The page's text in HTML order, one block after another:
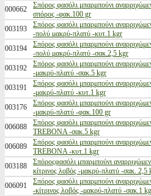
000662
Σπόρος φασόλι μπαρμπούνι
σπόρος -φακ.100 gr
003193
Σπόρος φασόλι μπαρμπούνι
-πολύ μακρύ-πλατύ -κυτ.1 kgr
003194
Σπόρος φασόλι μπαρμπούνι
-πολύ μακρύ-πλατύ -σακ.2,5 kgr
003192
Σπόρος φασόλι μπαρμπούνι
-μακρύ-πλατύ -σακ.5 kgr
003191
Σπόρος φασόλι μπαρμπούνι
-μακρύ-πλατύ -κυτ.1 kgr
003176
Σπόρος φασόλι μπαρμπούνι
-μακρύ-πλατύ -φακ.100 gr
006088
Σπόρος φασόλι μπαρμπούνι
TREBONA -σακ.5 kgr
006089
Σπόρος φασόλι μπαρμπούνι
TREBONA -κυτ.1 kgr
003188
Σπόροςφασόλι μπαρμπούνι
κίτρινος λοβός -μακρύ-πλατύ -σακ. 2,5
006091
Σπόρος φασόλι μπαρμπούνι
-κίτρινος λοβός -μακρύ-πλατύ -σακ.1